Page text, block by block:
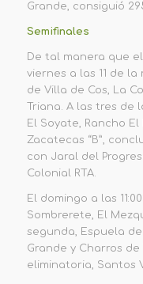
Grande, consiguió
Semifinales
De tal manera que
viernes a las 11 de
de Villa de Cos, La
Triana. A las tres
El Soyate, Rancho
Zacatecas “B”,
con Jaral del
Colonial RTA.
El domingo a las
Sombrerete, El
segunda, Espuela de
Grande y Charros
eliminatoria, Santos